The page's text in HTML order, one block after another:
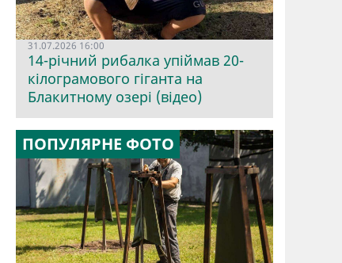
31.07.2026 16:00
14-річний рибалка упіймав 20-
кілограмового гіганта на
Блакитному озері (відео)
ПОПУЛЯРНЕ ФОТО